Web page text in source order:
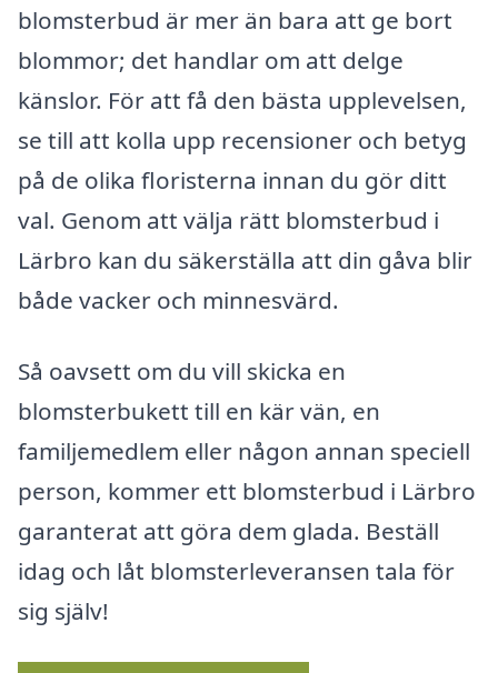
blomsterbud är mer än bara att ge bort
blommor; det handlar om att delge
känslor. För att få den bästa upplevelsen,
se till att kolla upp recensioner och betyg
på de olika floristerna innan du gör ditt
val. Genom att välja rätt blomsterbud i
Lärbro kan du säkerställa att din gåva blir
både vacker och minnesvärd.
Så oavsett om du vill skicka en
blomsterbukett till en kär vän, en
familjemedlem eller någon annan speciell
person, kommer ett blomsterbud i Lärbro
garanterat att göra dem glada. Beställ
idag och låt blomsterleveransen tala för
sig själv!